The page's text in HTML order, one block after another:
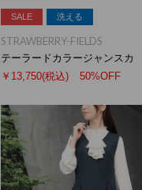
SALE 洗える
STRAWBERRY-FIELDS
テーラードカラージャンスカ
￥13,750(税込) 50%OFF